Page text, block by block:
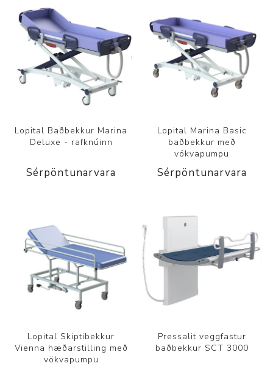
Lopital Baðbekkur Marina
Deluxe - rafknúinn
Sérpöntunarvara
Lopital Marina Basic
baðbekkur með
vökvapumpu
Sérpöntunarvara
Lopital Skiptibekkur
Vienna hæðarstilling með
vökvapumpu
Pressalit veggfastur
baðbekkur SCT 3000